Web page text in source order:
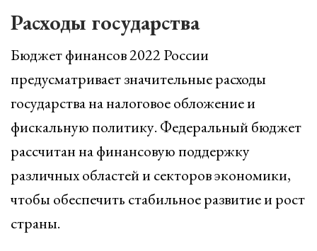
Расходы государства
Бюджет финансов 2022 России
предусматривает значительные расходы
государства на налоговое обложение и
фискальную политику. Федеральный бюджет
рассчитан на финансовую поддержку
различных областей и секторов экономики,
чтобы обеспечить стабильное развитие и рост
страны.